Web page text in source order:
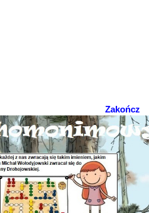
Zakończ